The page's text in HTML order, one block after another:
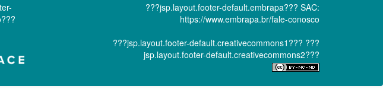
???jsp.layout.footer-default.embrapa??? SAC:
https://www.embrapa.br/fale-conosco
???jsp.layout.footer-default.creativecommons1??? ???
jsp.layout.footer-default.creativecommons2???